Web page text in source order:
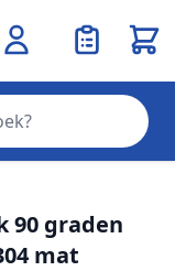
90 graden
mat